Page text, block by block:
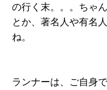
の行く末。。。ちゃ
とか、著名人や有名
ね。
ランナーは、ご自身